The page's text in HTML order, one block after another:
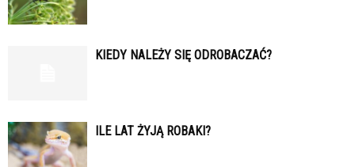
KIEDY NALEŻY SIĘ ODROBACZAĆ?
ILE LAT ŻYJĄ ROBAKI?